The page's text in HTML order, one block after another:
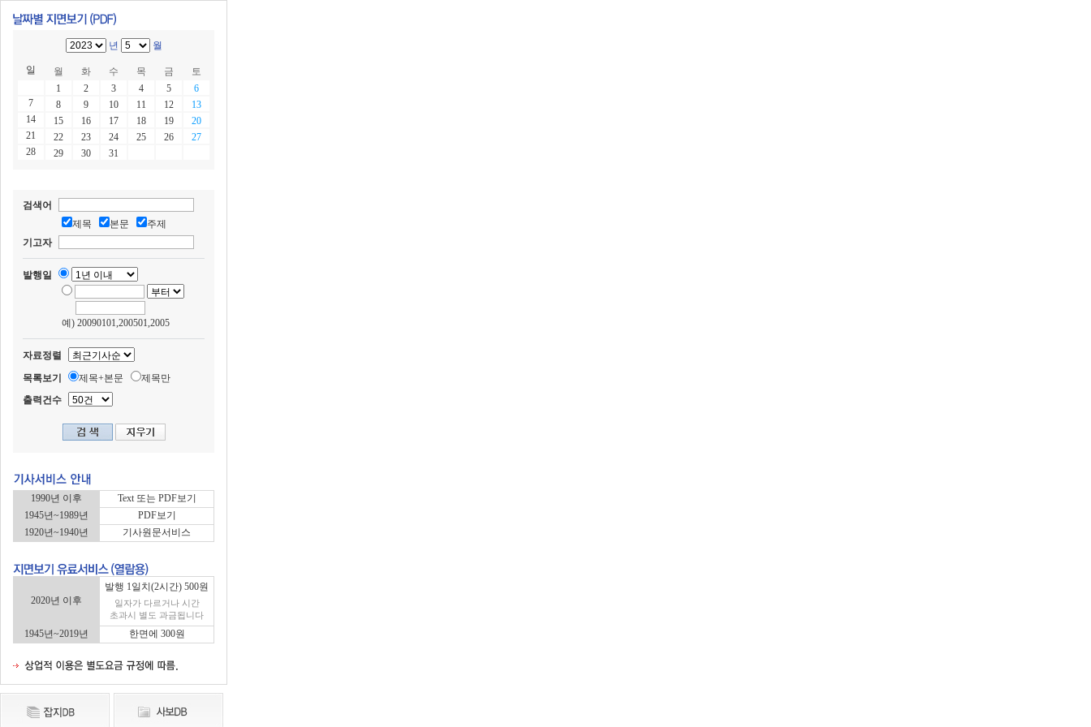
년 월
일 월 화 수 목 금
토
1
2 3 4 5
6
7
8 9 10 11 12
13
14
15 16 17 18 19
20
21
22 23 24 25 26
27
28
29 30 31
검색어
제목
본문
주제
기고자
발행일
예) 20090101,200501,2005
자료정렬
목록보기
제목+본문
제목만
출력건수
1990년 이후
Text 또는 PDF보기
1945년~1989년
PDF보기
1920년~1940년
기사원문서비스
2020년 이후
발행 1일치(2시간) 500원
일자가 다르거나 시간
초과시 별도 과금됩니다
1945년~2019년 한면에 300원